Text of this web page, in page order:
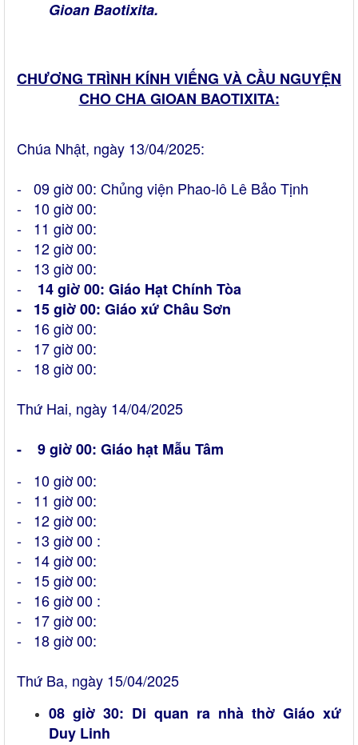
Gioan Baotixita.
CHƯƠNG TRÌNH KÍNH VIẾNG VÀ CẦU NGUYỆN
CHO CHA GIOAN BAOTIXITA:
Chúa Nhật, ngày 13/04/2025:
- 09 giờ 00: Chủng viện Phao-lô Lê Bảo Tịnh
- 10 giờ 00:
- 11 giờ 00:
- 12 giờ 00:
- 13 giờ 00:
- 14 giờ 00: Giáo Hạt Chính Tòa
- 15 giờ 00: Giáo xứ Châu Sơn
- 16 giờ 00:
- 17 giờ 00:
- 18 giờ 00:
Thứ Hai, ngày 14/04/2025
- 9 giờ 00: Giáo hạt Mẫu Tâm
- 10 giờ 00:
- 11 giờ 00:
- 12 giờ 00:
- 13 giờ 00 :
- 14 giờ 00:
- 15 giờ 00:
- 16 giờ 00 :
- 17 giờ 00:
- 18 giờ 00:
Thứ Ba, ngày 15/04/2025
08 giờ 30: Di quan ra nhà thờ Giáo xứ
Duy Linh